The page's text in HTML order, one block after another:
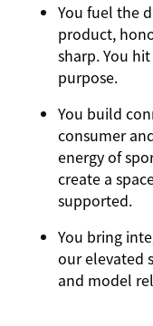
You fuel the
product,
sharp. You
purpose.
You build
consumer
energy of
create a
supported.
You bring
our elevated
and model